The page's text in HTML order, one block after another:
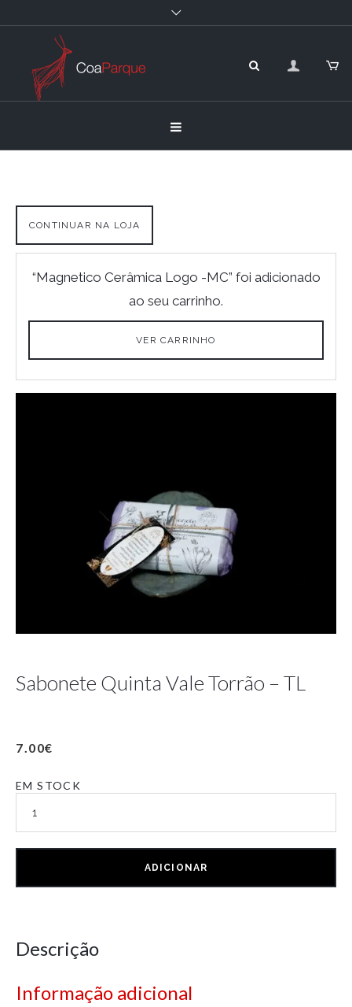
CONTINUAR NA LOJA
“Magnetico Cerâmica Logo -MC” foi adicionado
ao seu carrinho.
VER CARRINHO
Sabonete Quinta Vale Torrão – TL
7.00€
EM STOCK
ADICIONAR
Descrição
Informação adicional